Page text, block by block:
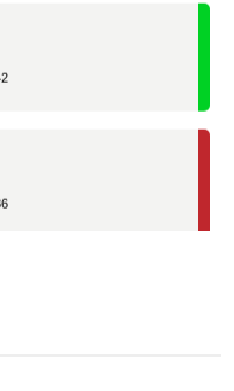
se oslobodi